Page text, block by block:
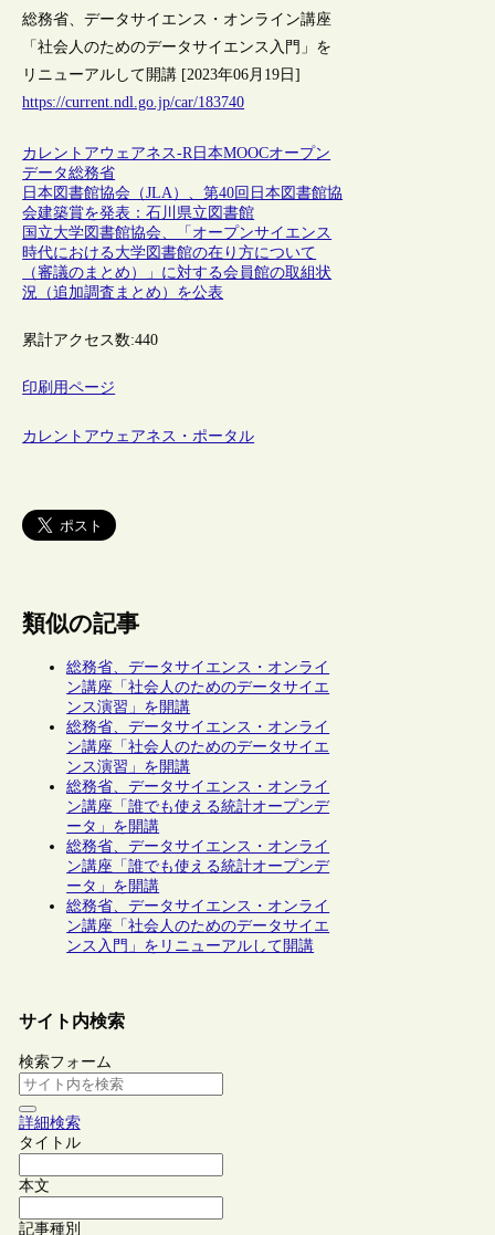
総務省、データサイエンス・オンライン講座
「社会人のためのデータサイエンス入門」を
リニューアルして開講 [2023年06月19日]
https://current.ndl.go.jp/car/183740
カレントアウェアネス-R日本MOOCオープン
データ総務省
日本図書館協会（JLA）、第40回日本図書館協
会建築賞を発表：石川県立図書館
国立大学図書館協会、「オープンサイエンス
時代における大学図書館の在り方について
（審議のまとめ）」に対する会員館の取組状
況（追加調査まとめ）を公表
累計アクセス数:440
印刷用ページ
カレントアウェアネス・ポータル
類似の記事
総務省、データサイエンス・オンライ
ン講座「社会人のためのデータサイエ
ンス演習」を開講
総務省、データサイエンス・オンライ
ン講座「社会人のためのデータサイエ
ンス演習」を開講
総務省、データサイエンス・オンライ
ン講座「誰でも使える統計オープンデ
ータ」を開講
総務省、データサイエンス・オンライ
ン講座「誰でも使える統計オープンデ
ータ」を開講
総務省、データサイエンス・オンライ
ン講座「社会人のためのデータサイエ
ンス入門」をリニューアルして開講
サイト内検索
検索フォーム
詳細検索
タイトル
本文
記事種別